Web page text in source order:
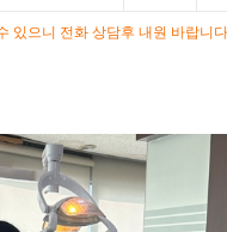
있으니 전화 상담후 내원 바랍니다.